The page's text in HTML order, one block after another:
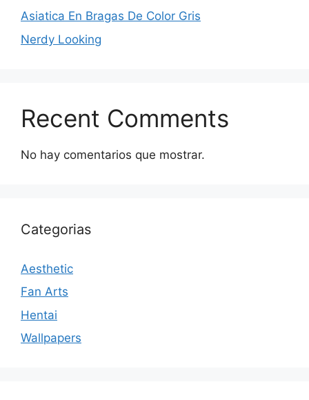
Asiatica En Bragas De Color Gris
Nerdy Looking
Recent Comments
No hay comentarios que mostrar.
Categorias
Aesthetic
Fan Arts
Hentai
Wallpapers